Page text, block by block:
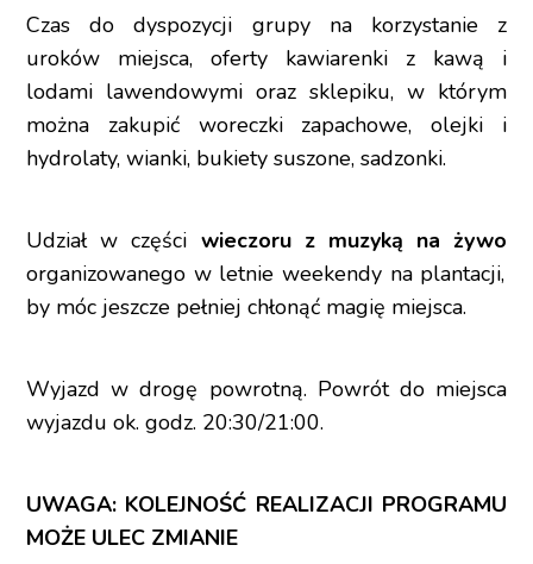
Czas do dyspozycji grupy na korzystanie z
uroków miejsca, oferty kawiarenki z kawą i
lodami lawendowymi oraz sklepiku, w którym
można zakupić woreczki zapachowe, olejki i
hydrolaty, wianki, bukiety suszone, sadzonki.
Udział w części wieczoru z muzyką na żywo
organizowanego w letnie weekendy na plantacji,
by móc jeszcze pełniej chłonąć magię miejsca.
Wyjazd w drogę powrotną. Powrót do miejsca
wyjazdu ok. godz. 20:30/21:00.
UWAGA: KOLEJNOŚĆ REALIZACJI PROGRAMU
MOŻE ULEC ZMIANIE